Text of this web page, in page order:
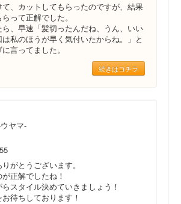
、カットしてもらったのですが、結果
って正解でした。
、早速「髪切ったんだね、うん、いい
は私のほうが早く気付いたからね。」と
言ってました。
続きはコチラ
ヤマ-
がとうございます。
正解でしたね！
スタイル決めていきましょう！
待ちしております！